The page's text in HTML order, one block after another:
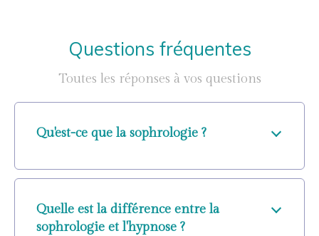
Questions fréquentes
Toutes les réponses à vos questions
Qu'est-ce que la sophrologie ?
Quelle est la différence entre la
sophrologie et l'hypnose ?